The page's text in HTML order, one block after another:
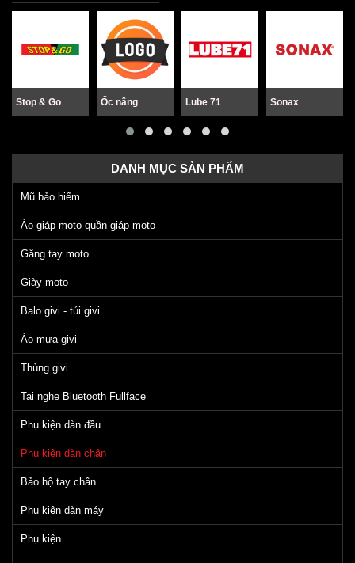
Stop & Go Ốc nâng Lube 71 Sonax
DANH MỤC SẢN PHẨM
Mũ bảo hiểm
Áo giáp moto quần giáp moto
Găng tay moto
Giày moto
Balo givi - túi givi
Áo mưa givi
Thùng givi
Tai nghe Bluetooth Fullface
Phụ kiện dàn đầu
Phụ kiện dàn chân
Bảo hộ tay chân
Phụ kiện dàn máy
Phụ kiện